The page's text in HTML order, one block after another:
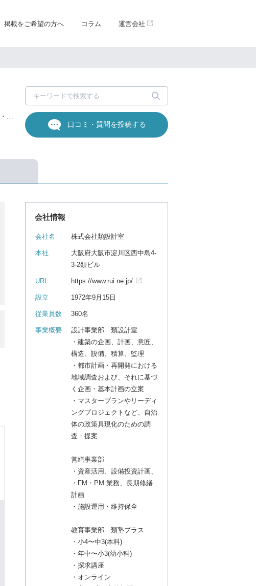
掲載をご希望の方へ コラム 運営会社
設計事業部 類設計室 ・建築の企画、計画、意匠、構造、設備、積算、監理 ・都市計画・再開発における地域調査および、それに基づく企画・基本計画の立案 ・マスタープランやリーディングプロジェクトなど、自治体の政策具現化のための調査・提案 営繕事業部 ・資産活用、設備投資計画、 ・FM・PM 業務、長期修繕計画 ・施設運用・維持保全 教育事業部 類塾プラス ・小4〜中3(本科) ・年中〜小3(幼小科) ・探求講座 ・オンライン ・高1～高3(高校部門) ・自然・しごと学舎 ・類学舎 農園事業部 類農園 ・農産物栽培（奈良・三重） ・産直事業 ・農業コンサルタント 地域共創事業部 類宅配 ・ポスティング事業、宅配網の組織化 ・地域共創事業、まちづくり ・地域モニタリング、立地戦略事業
口コミ・質問を投稿する
会社情報
会社名 株式会社類設計室
本社
大阪府大阪市淀川区西中島4-
3-2類ビル
URL https://www.rui.ne.jp/
設立 1972年9月15日
従業員数 360名
事業概要
設計事業部 類設計室
・建築の企画、計画、意匠、
構造、設備、積算、監理
・都市計画・再開発における
地域調査および、それに基づ
く企画・基本計画の立案
・マスタープランやリーディ
ングプロジェクトなど、自治
体の政策具現化のための調
査・提案
営繕事業部
・資産活用、設備投資計画、
・FM・PM 業務、長期修繕
計画
・施設運用・維持保全
教育事業部 類塾プラス
・小4〜中3(本科)
・年中〜小3(幼小科)
・探求講座
・オンライン